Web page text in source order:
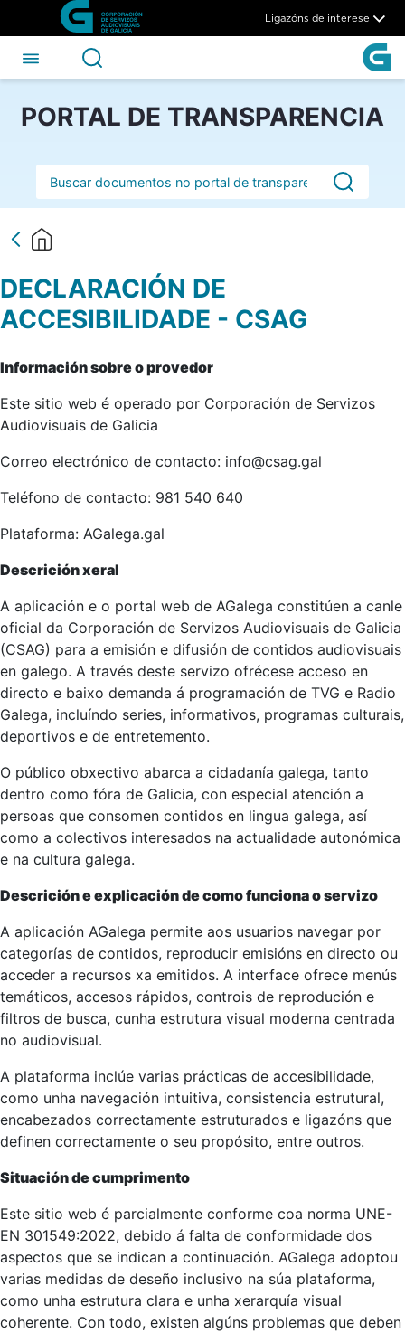
Skip to Main Content
Declaración de Ligazóns de interese
PORTAL DE TRANSPARENCIA
Barra de busca
DECLARACIÓN DE
ACCESIBILIDADE - CSAG
Información sobre o provedor
Este sitio web é operado por Corporación de Servizos
Audiovisuais de Galicia
Correo electrónico de contacto: info@csag.gal
Teléfono de contacto: 981 540 640
Plataforma: AGalega.gal
Descrición xeral
A aplicación e o portal web de AGalega constitúen a canle
oficial da Corporación de Servizos Audiovisuais de Galicia
(CSAG) para a emisión e difusión de contidos audiovisuais
en galego. A través deste servizo ofrécese acceso en
directo e baixo demanda á programación de TVG e Radio
Galega, incluíndo series, informativos, programas culturais,
deportivos e de entretemento.
O público obxectivo abarca a cidadanía galega, tanto
dentro como fóra de Galicia, con especial atención a
persoas que consomen contidos en lingua galega, así
como a colectivos interesados na actualidade autonómica
e na cultura galega.
Descrición e explicación de como funciona o servizo
A aplicación AGalega permite aos usuarios navegar por
categorías de contidos, reproducir emisións en directo ou
acceder a recursos xa emitidos. A interface ofrece menús
temáticos, accesos rápidos, controis de reprodución e
filtros de busca, cunha estrutura visual moderna centrada
no audiovisual.
A plataforma inclúe varias prácticas de accesibilidade,
como unha navegación intuitiva, consistencia estrutural,
encabezados correctamente estruturados e ligazóns que
definen correctamente o seu propósito, entre outros.
Situación de cumprimento
Este sitio web é parcialmente conforme coa norma UNE-
EN 301549:2022, debido á falta de conformidade dos
aspectos que se indican a continuación. AGalega adoptou
varias medidas de deseño inclusivo na súa plataforma,
como unha estrutura clara e unha xerarquía visual
coherente. Con todo, existen algúns problemas que deben